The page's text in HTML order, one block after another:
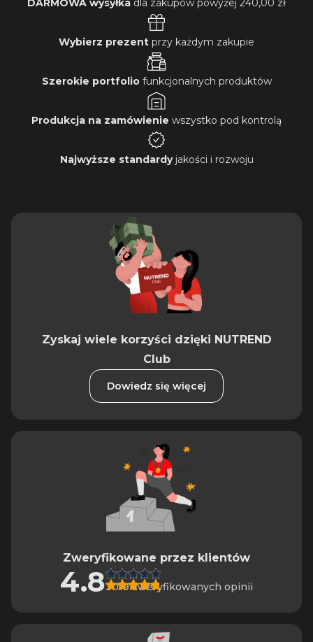
DARMOWA wysyłka dla zakupów powyżej 240,00 zł
Wybierz prezent przy każdym zakupie
Szerokie portfoliofunkcjonalnych produktów
Produkcja na zamówienie wszystko pod kontrolą
Najwyższe standardyjakości i rozwoju
Zyskaj wiele korzyści dzięki NUTREND
Club
Dowiedz się więcej
Zweryfikowane przez klientów
4.83019 zweryfikowanych opinii